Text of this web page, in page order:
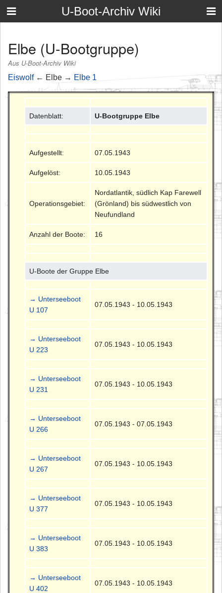
U-Boot-Archiv Wiki
Elbe (U-Bootgruppe)
Aus U-Boot-Archiv Wiki
Eiswolf← Elbe → Elbe 1
Datenblatt: U-Bootgruppe Elbe
Aufgestellt: 07.05.1943
Aufgelöst: 10.05.1943
Operationsgebiet:
Nordatlantik, südlich Kap Farewell
(Grönland) bis südwestlich von
Neufundland
Anzahl der Boote: 16
U-Boote der Gruppe Elbe
→ Unterseeboot
U 107
07.05.1943 - 10.05.1943
→ Unterseeboot
U 223
07.05.1943 - 10.05.1943
→ Unterseeboot
U 231
07.05.1943 - 10.05.1943
→ Unterseeboot
U 266
07.05.1943 - 07.05.1943
→ Unterseeboot
U 267
07.05.1943 - 10.05.1943
→ Unterseeboot
U 377
07.05.1943 - 10.05.1943
→ Unterseeboot
U 383
07.05.1943 - 10.05.1943
→ Unterseeboot
U 402
07.05.1943 - 10.05.1943